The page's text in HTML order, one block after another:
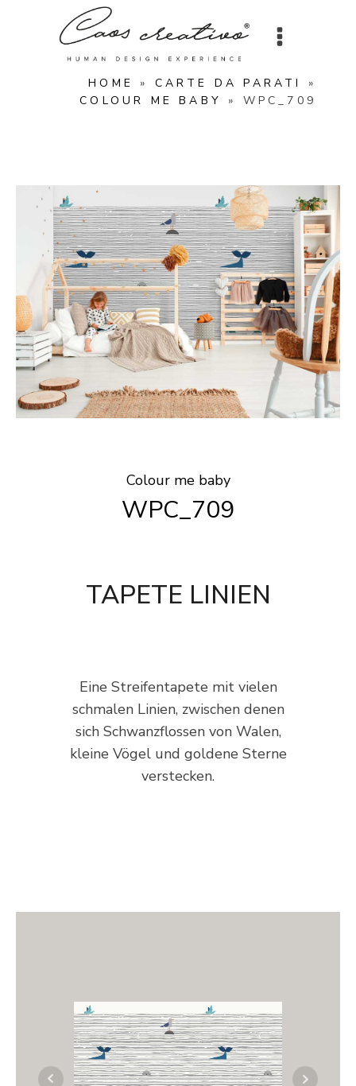
HOME » CARTE DA PARATI
»
COLOUR ME BABY
» WPC_709
Colour me baby
WPC_709
TAPETE LINIEN
Eine Streifentapete mit vielen
schmalen Linien, zwischen denen
sich Schwanzflossen von Walen,
kleine Vögel und goldene Sterne
verstecken.